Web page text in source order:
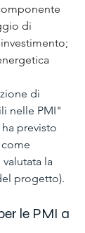
di
di
nelle PMI"
previsto
la
progetto).
le PMI a